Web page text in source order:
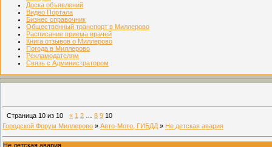
Доска объявлений
Видео Портала
Бизнес справочник
Общественный транспорт в Миллерово
Расписание приема врачей
Книга отзывов о Миллерово
Погода в Миллерово
Рекламодателям
Связь с Администратором
Страница 10 из 10 « 1 2 8 9 10
Городской Форум Миллерово » Авто-Мото, ГИБДД » Не детская авария
Не детская авария